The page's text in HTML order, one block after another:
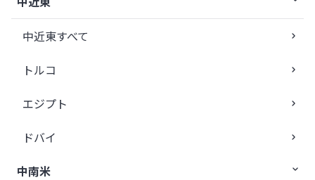
中近東すべて
トルコ
エジプト
ドバイ
中南米